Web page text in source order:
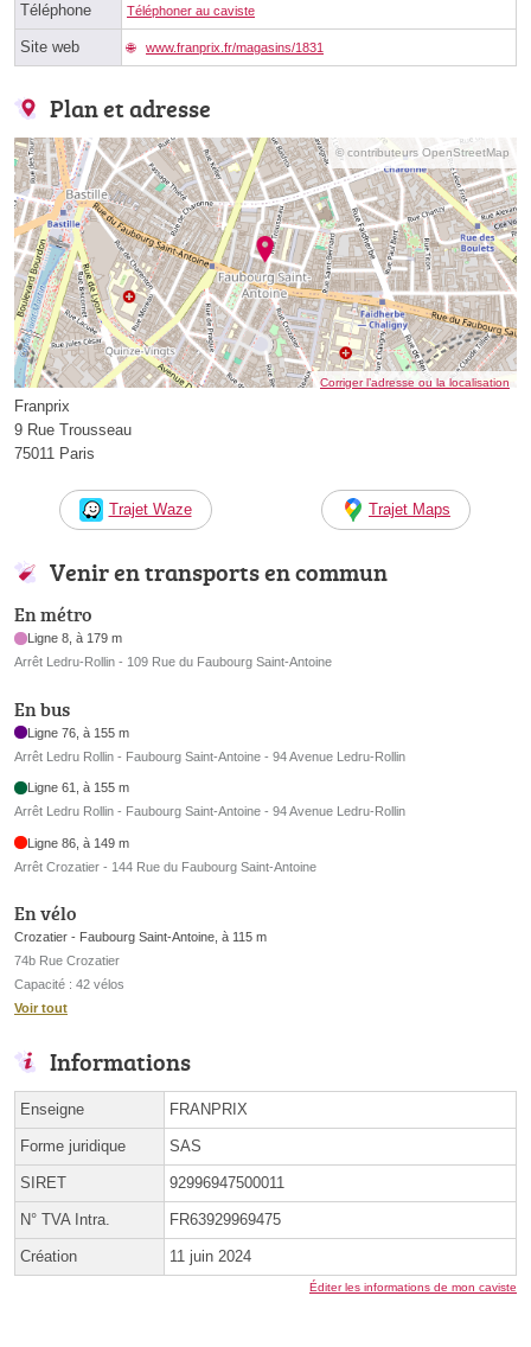
Téléphone Téléphoner au caviste
Site web www.franprix.fr/magasins/1831
Plan et adresse
© contributeurs OpenStreetMap
Corriger l’adresse ou la localisation
Franprix
9 Rue Trousseau
75011 Paris
Trajet Waze Trajet Maps
Venir en transports en commun
En métro
Ligne 8, à 179 m
Arrêt Ledru-Rollin - 109 Rue du Faubourg Saint-Antoine
En bus
Ligne 76, à 155 m
Arrêt Ledru Rollin - Faubourg Saint-Antoine - 94 Avenue Ledru-Rollin
Ligne 61, à 155 m
Arrêt Ledru Rollin - Faubourg Saint-Antoine - 94 Avenue Ledru-Rollin
Ligne 86, à 149 m
Arrêt Crozatier - 144 Rue du Faubourg Saint-Antoine
En vélo
Crozatier - Faubourg Saint-Antoine, à 115 m
74b Rue Crozatier
Capacité : 42 vélos
Voir tout
Informations
Enseigne FRANPRIX
Forme juridique SAS
SIRET 92996947500011
N° TVA Intra. FR63929969475
Création 11 juin 2024
Éditer les informations de mon caviste